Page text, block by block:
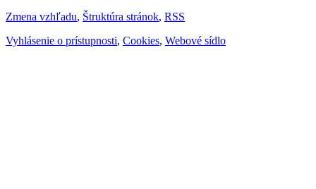
Zmena vzhľadu, Štruktúra stránok, RSS
Vyhlásenie o prístupnosti, Cookies, Webové sídlo